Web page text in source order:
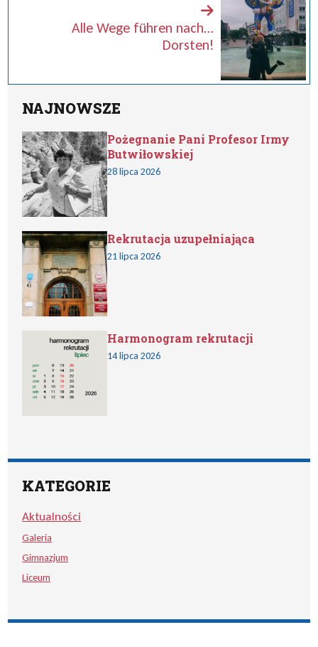
Alle Wege führen nach…
Dorsten!
NAJNOWSZE
Pożegnanie Pani Profesor Irmy
Butwiłowskiej
28 lipca 2026
Rekrutacja uzupełniająca
21 lipca 2026
Harmonogram rekrutacji
14 lipca 2026
KATEGORIE
Aktualności
Galeria
Gimnazjum
Liceum